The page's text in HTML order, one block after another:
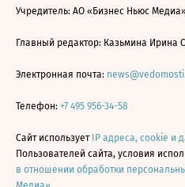
Учредитель: АО «Бизнес Ньюс
Главный редактор: Казьмина Ирина
Электронная почта:
Телефон: +7 495 956-34-58
Сайт использует IP адреса, cookie и
Пользователей сайта, условия
в отношении обработки